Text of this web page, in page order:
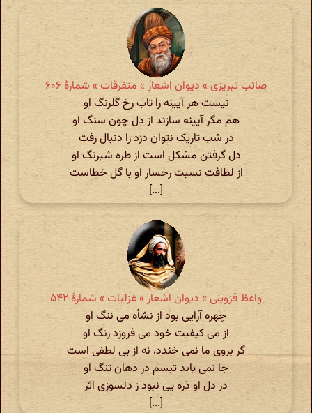
صائب تبریزی » دیوان اشعار » متفرقات » شمارهٔ ۶۰۶
نیست هر آیینه را تاب رخ گلرنگ او
هم مگر آیینه سازند از دل چون سنگ او
در شب تاریک نتوان دزد را دنبال رفت
دل گرفتن مشکل است از طره شبرنگ او
از لطافت نسبت رخسار او با گل خطاست
[...]
واعظ قزوینی » دیوان اشعار » غزلیات » شمارهٔ ۵۴۲
چهره آرایی بود از نشأه می ننگ او
از می کیفیت خود می فروزد رنگ او
گر بروی ما نمی خندد، نه از بی لطفی است
جا نمی یابد تبسم در دهان تنگ او
در دل او ذره یی نبود ز دلسوزی اثر
[...]